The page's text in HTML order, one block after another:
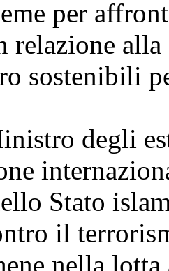
per
relazione
sostenibili
degli esteri
Stato
il
nella